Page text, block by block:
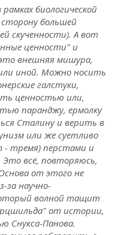
биологической
большей
скученности). А вот
ценности" и
внешняя мишура,
иной. Можно носить
галстуки,
ценностью или,
паранджу, ермолку
Сталину и верить в
или же суетливо
- тремя) перстами и
всё, повторяюсь,
от этого не
за научно-
волной тащит
от истории,
Снукса-Панова.